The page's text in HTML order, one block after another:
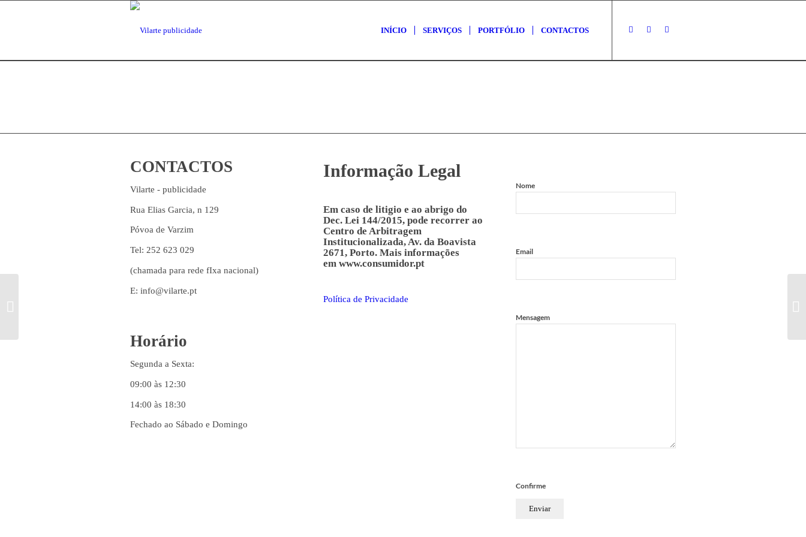
INÍCIO SERVIÇOS PORTFÓLIO CONTACTOS
CONTACTOS
Vilarte - publicidade
Rua Elias Garcia, n 129
Póvoa de Varzim
Tel: 252 623 029
(chamada para rede fIxa nacional)
E: info@vilarte.pt
Horário
Segunda a Sexta:
09:00 às 12:30
14:00 às 18:30
Fechado ao Sábado e Domingo
Informação Legal
Em caso de litigio e ao abrigo do
Dec. Lei 144/2015, pode recorrer ao
Centro de Arbitragem
Institucionalizada, Av. da Boavista
2671, Porto. Mais informações
em www.consumidor.pt
Política de Privacidade
Nome
Email
Mensagem
Confirme